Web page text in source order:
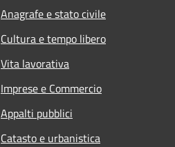
Anagrafe e stato civile
Cultura e tempo libero
Vita lavorativa
Imprese e Commercio
Appalti pubblici
Catasto e urbanistica